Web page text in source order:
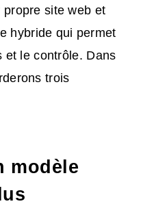
site web et
hybride qui permet
et le contrôle. Dans
trois
modèle